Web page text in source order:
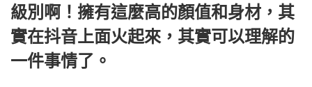
級別啊！擁有這麼高的顏值和身材，其
實在抖音上面火起來，其實可以理解的
一件事情了。